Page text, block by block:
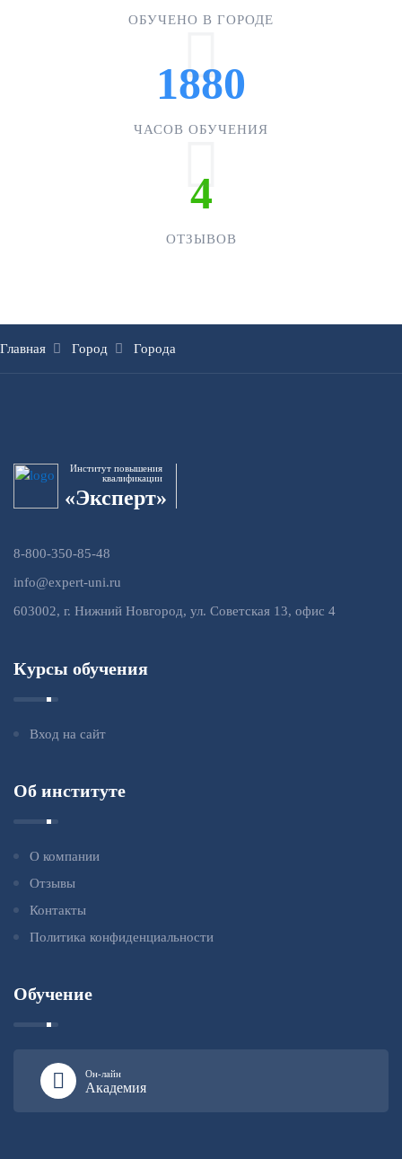
ОБУЧЕНО В ГОРОДЕ
1880
ЧАСОВ ОБУЧЕНИЯ
4
ОТЗЫВОВ
Главная Город Города
Институт повышения
квалификации
«Эксперт»
8-800-350-85-48
info@expert-uni.ru
603002, г. Нижний Новгород, ул. Советская 13, офис 4
Курсы обучения
Вход на сайт
Об институте
О компании
Отзывы
Контакты
Политика конфиденциальности
Обучение
Он-лайн
Академия